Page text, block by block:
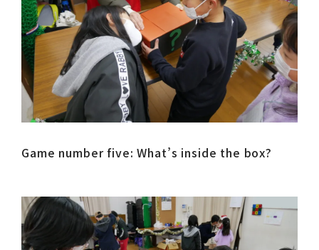
Game number five: What’s inside the box?